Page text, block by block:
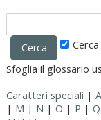
Sfoglia il glossario
Caratteri speciali |A
| M | N |O | P |Q